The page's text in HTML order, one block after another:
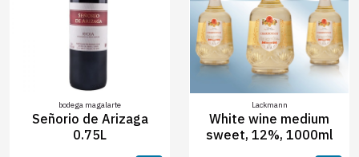
bodega magalarte
Señorio de Arizaga
0.75L
Lackmann
White wine medium
sweet, 12%, 1000ml